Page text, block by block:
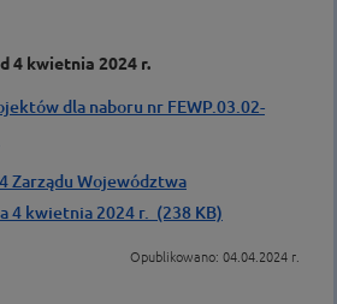
4 kwietnia 2024 r.
dla naboru nr FEWP.03.02-
Zarządu Województwa
4 kwietnia 2024 r. (238 KB)
Opublikowano: 04.04.2024 r.